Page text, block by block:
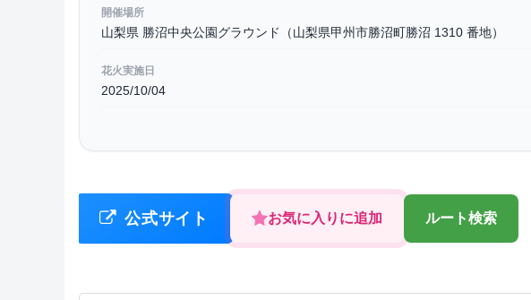
開催場所
山梨県 勝沼中央公園グラウンド（山梨県甲州市勝沼町勝沼 1310 番地）
花火実施日
2025/10/04
公式サイト お気に入りに追加 ルート検索